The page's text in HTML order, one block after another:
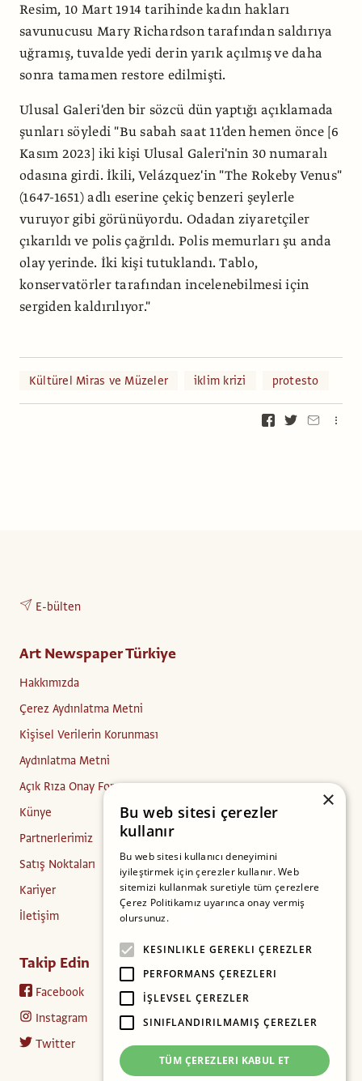
Resim, 10 Mart 1914 tarihinde kadın hakları
savunucusu Mary Richardson tarafından saldırıya
uğramış, tuvalde yedi derin yarık açılmış ve daha
sonra tamamen restore edilmişti.
Ulusal Galeri'den bir sözcü dün yaptığı açıklamada
şunları söyledi "Bu sabah saat 11'den hemen önce [6
Kasım 2023] iki kişi Ulusal Galeri'nin 30 numaralı
odasına girdi. İkili, Velázquez'in "The Rokeby Venus"
(1647-1651) adlı eserine çekiç benzeri şeylerle
vuruyor gibi görünüyordu. Odadan ziyaretçiler
çıkarıldı ve polis çağrıldı. Polis memurları şu anda
olay yerinde. İki kişi tutuklandı. Tablo,
konservatörler tarafından incelenebilmesi için
sergiden kaldırılıyor."
Kültürel Miras ve Müzeler iklim krizi protesto
E-bülten
Art Newspaper Türkiye
Hakkımızda
Çerez Aydınlatma Metni
Kişisel Verilerin Korunması
Aydınlatma Metni
Açık Rıza Onay Formu
Künye
Partnerlerimiz
Satış Noktaları
Kariyer
İletişim
Takip Edin
Facebook
Instagram
Twitter
×
Bu web sitesi çerezler
kullanır
Bu web sitesi kullanıcı deneyimini
iyileştirmek için çerezler kullanır. Web
sitemizi kullanmak suretiyle tüm çerezlere
Çerez Politikamız uyarınca onay vermiş
olursunuz.
KESINLIKLE GEREKLI ÇEREZLER
PERFORMANS ÇEREZLERI
İŞLEVSEL ÇEREZLER
SINIFLANDIRILMAMIŞ ÇEREZLER
TÜM ÇEREZLERI KABUL ET